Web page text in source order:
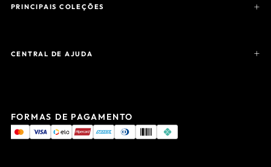
PRINCIPAIS COLEÇÕES
CENTRAL DE AJUDA
FORMAS DE PAGAMENTO